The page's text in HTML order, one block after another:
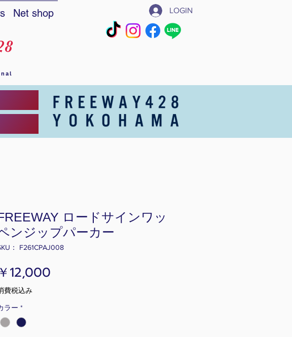
Net shop LOGIN
ロードサインワッ
ンジップパーカー
： F261CPAJ008
￥12,000
費税込み
ラー *